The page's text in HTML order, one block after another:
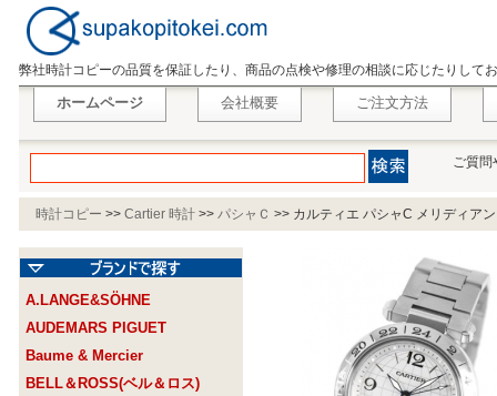
弊社時計コピーの品質を保証したり、商品の点検や修理の相談に応じたりして
ホームページ 会社概要 ご注文方法
ご質問
時計コピー >> Cartier 時計 >> パシャＣ >> カルティエ パシャC メリディア
A.LANGE&SÖHNE
AUDEMARS PIGUET
Baume & Mercier
BELL＆ROSS(ベル＆ロス)